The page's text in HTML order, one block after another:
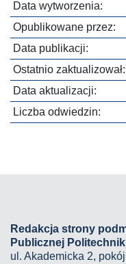
Data wytworzenia:
Opublikowane przez:
Data publikacji:
Ostatnio zaktualizował:
Data aktualizacji:
Liczba odwiedzin:
Redakcja strony
Publicznej
ul. Akademicka 2,